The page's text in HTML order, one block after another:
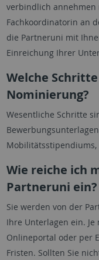
verbindlich annehmen
Fachkoordinatorin an
die Partneruni mit
Einreichung Ihrer
Welche
Nominierung?
Wesentliche Schritte
Wie reiche ich
Partneruni ein?
Sie werden von der
Ihre Unterlagen ein.
Onlineportal oder per
Fristen. Sollten Sie